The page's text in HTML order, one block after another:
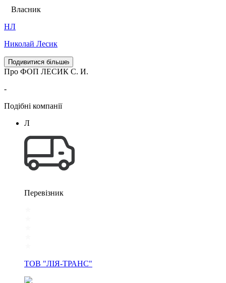
Власник
НЛ
Николай Лесик
Подивитися більше
Про ФОП ЛЕСИК С. И.
-
Подібні компанії
Л
Перевізник
ТОВ "ЛІЯ-ТРАНС"